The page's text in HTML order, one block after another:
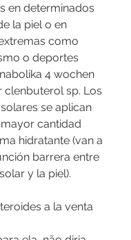
en determinados
la piel o en
como
o deportes
4 wochen
clenbuterol sp. Los
se aplican
cantidad
hidratante (van a
barrera entre
y la piel).